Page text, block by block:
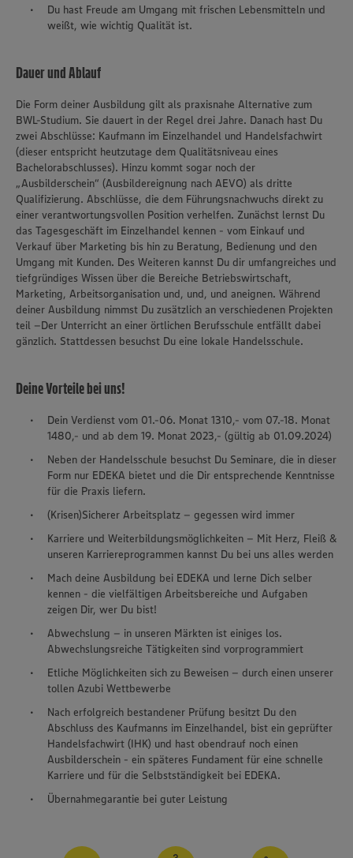
Du hast Freude am Umgang mit frischen Lebensmitteln und
weißt, wie wichtig Qualität ist.
Dauer und Ablauf
Die Form deiner Ausbildung gilt als praxisnahe Alternative zum
BWL-Studium. Sie dauert in der Regel drei Jahre. Danach hast Du
zwei Abschlüsse: Kaufmann im Einzelhandel und Handelsfachwirt
(dieser entspricht heutzutage dem Qualitätsniveau eines
Bachelorabschlusses). Hinzu kommt sogar noch der
„Ausbilderschein“ (Ausbildereignung nach AEVO) als dritte
Qualifizierung. Abschlüsse, die dem Führungsnachwuchs direkt zu
einer verantwortungsvollen Position verhelfen. Zunächst lernst Du
das Tagesgeschäft im Einzelhandel kennen - vom Einkauf und
Verkauf über Marketing bis hin zu Beratung, Bedienung und den
Umgang mit Kunden. Des Weiteren kannst Du dir umfangreiches und
tiefgründiges Wissen über die Bereiche Betriebswirtschaft,
Marketing, Arbeitsorganisation und, und, und aneignen. Während
deiner Ausbildung nimmst Du zusätzlich an verschiedenen Projekten
teil –Der Unterricht an einer örtlichen Berufsschule entfällt dabei
gänzlich. Stattdessen besuchst Du eine lokale Handelsschule.
Deine Vorteile bei uns!
Dein Verdienst vom 01.-06. Monat 1310,- vom 07.-18. Monat
1480,- und ab dem 19. Monat 2023,- (gültig ab 01.09.2024)
Neben der Handelsschule besuchst Du Seminare, die in dieser
Form nur EDEKA bietet und die Dir entsprechende Kenntnisse
für die Praxis liefern.
(Krisen)Sicherer Arbeitsplatz – gegessen wird immer
Karriere und Weiterbildungsmöglichkeiten – Mit Herz, Fleiß &
unseren Karriereprogrammen kannst Du bei uns alles werden
Mach deine Ausbildung bei EDEKA und lerne Dich selber
kennen - die vielfältigen Arbeitsbereiche und Aufgaben
zeigen Dir, wer Du bist!
Abwechslung – in unseren Märkten ist einiges los.
Abwechslungsreiche Tätigkeiten sind vorprogrammiert
Etliche Möglichkeiten sich zu Beweisen – durch einen unserer
tollen Azubi Wettbewerbe
Nach erfolgreich bestandener Prüfung besitzt Du den
Abschluss des Kaufmanns im Einzelhandel, bist ein geprüfter
Handelsfachwirt (IHK) und hast obendrauf noch einen
Ausbilderschein - ein späteres Fundament für eine schnelle
Karriere und für die Selbstständigkeit bei EDEKA.
Übernahmegarantie bei guter Leistung